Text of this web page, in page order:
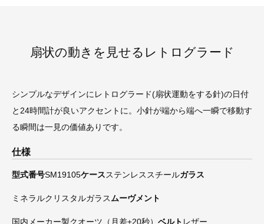
扇状の動きを見せるレトログラード
シンプルなデザインにレトログラード(扇状運動をする針)の日付
と24時間計が良いアクセントに。小針が端から端へ一瞬で移動す
る瞬間は一見の価値ありです。
仕様
型式番号SM19105ケースステンレススチールガラス
ミネラルクリスタルガラスムーヴメント
国内メーカー製クオーツ（月差±20秒） ベルト レザー